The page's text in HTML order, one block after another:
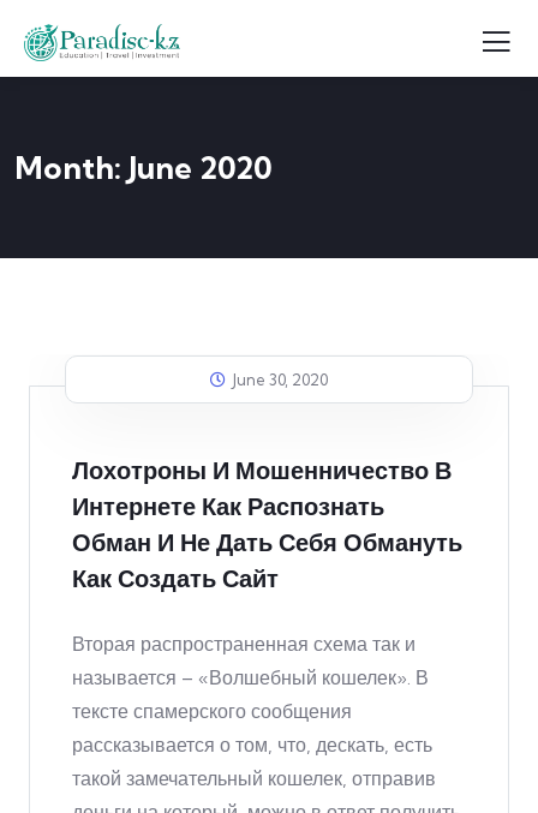
Month: June 2020
June 30, 2020
Лохотроны И Мошенничество В
Интернете Как Распознать
Обман И Не Дать Себя Обмануть
Как Создать Сайт
Вторая распространенная схема так и
называется – «Волшебный кошелек». В
тексте спамерского сообщения
рассказывается о том, что, дескать, есть
такой замечательный кошелек, отправив